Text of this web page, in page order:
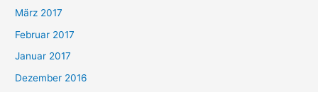
März 2017
Februar 2017
Januar 2017
Dezember 2016